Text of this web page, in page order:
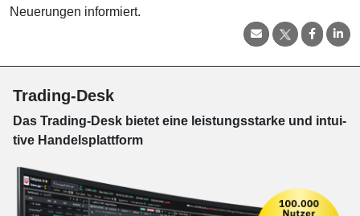
Neuerungen informiert.
Trading-Desk
Das Trading-Desk bie­tet eine leis­tungs­star­ke und in­tui­
tive Han­dels­platt­form